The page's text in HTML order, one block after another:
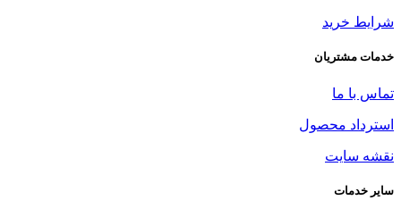
شرایط خرید
خدمات مشتریان
تماس با ما
استرداد محصول
نقشه سایت
سایر خدمات